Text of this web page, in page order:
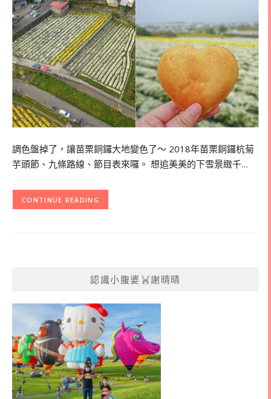
調色盤掉了，讓苗栗銅鑼大地變色了～ 2018年苗栗銅鑼杭菊
芋頭節、九條路線、節目表來囉。 想追美美的下雪景緻千…
CONTINUE READING
認識小腹婆 謝晴晴